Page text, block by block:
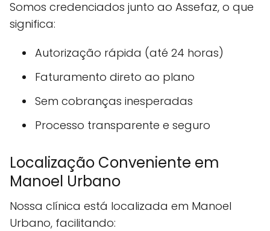
Somos credenciados junto ao Assefaz, o que
significa:
Autorização rápida (até 24 horas)
Faturamento direto ao plano
Sem cobranças inesperadas
Processo transparente e seguro
Localização Conveniente em
Manoel Urbano
Nossa clínica está localizada em Manoel
Urbano, facilitando: